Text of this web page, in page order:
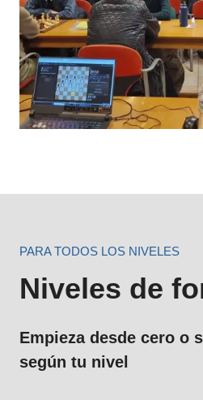
PARA TODOS LOS NIVELES
Niveles de
Empieza desde cero o
según tu nivel